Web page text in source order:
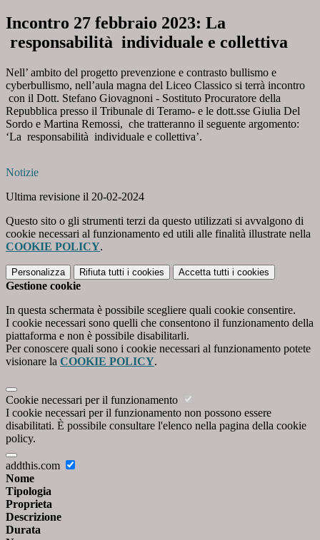
Incontro 27 febbraio 2023: La
responsabilità individuale e collettiva
Nell’ ambito del progetto prevenzione e contrasto bullismo e
cyberbullismo, nell’aula magna del Liceo Classico si terrà incontro
con il Dott. Stefano Giovagnoni - Sostituto Procuratore della
Repubblica presso il Tribunale di Teramo- e le dott.sse Giulia Del
Sordo e Martina Remossi, che tratteranno il seguente argomento:
‘La responsabilità individuale e collettiva’.
Notizie
Ultima revisione il 20-02-2024
Questo sito o gli strumenti terzi da questo utilizzati si avvalgono di
cookie necessari al funzionamento ed utili alle finalità illustrate nella
COOKIE POLICY.
Personalizza Rifiuta tutti i cookies Accetta tutti i cookies
Gestione cookie
In questa schermata è possibile scegliere quali cookie consentire.
I cookie necessari sono quelli che consentono il funzionamento della
piattaforma e non è possibile disabilitarli.
Per conoscere quali sono i cookie necessari al funzionamento potete
visionare la COOKIE POLICY.
Cookie necessari per il funzionamento
I cookie necessari per il funzionamento non possono essere
disabilitati. È possibile consultare l'elenco nella pagina della cookie
policy.
addthis.com
Nome
Tipologia
Proprieta
Descrizione
Durata